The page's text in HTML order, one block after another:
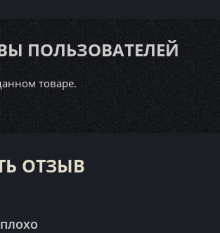
ПОЛЬЗОВАТЕЛЕЙ
товаре.
ОТЗЫВ